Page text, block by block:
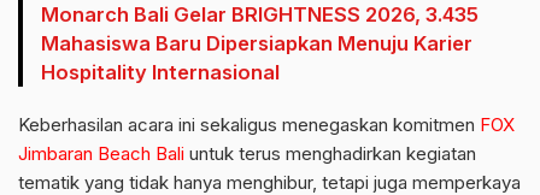
Monarch Bali Gelar BRIGHTNESS 2026, 3.435
Mahasiswa Baru Dipersiapkan Menuju Karier
Hospitality Internasional
Keberhasilan acara ini sekaligus menegaskan komitmen FOX
Jimbaran Beach Bali untuk terus menghadirkan kegiatan
tematik yang tidak hanya menghibur, tetapi juga memperkaya